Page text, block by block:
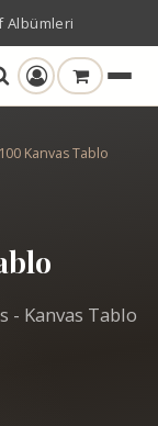
Albümleri
Kanvas Tablo
- Kanvas Tablo